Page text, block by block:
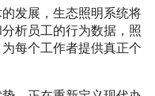
发展，生态照明系统将
析员工的行为数据，照
每个工作者提供真正个